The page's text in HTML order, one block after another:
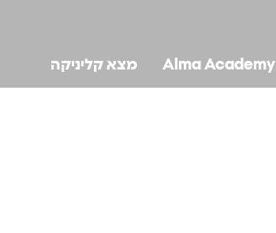
Alma Academy מצא קליניקה